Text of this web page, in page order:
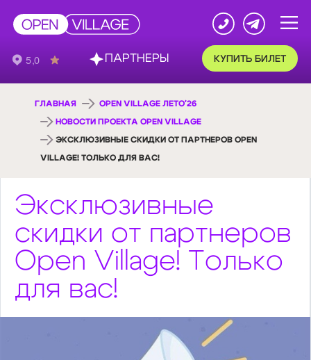
КУПИТЬ БИЛЕТ
ГЛАВНАЯ OPEN VILLAGE ЛЕТО'26
НОВОСТИ ПРОЕКТА OPEN VILLAGE
ЭКСКЛЮЗИВНЫЕ СКИДКИ ОТ ПАРТНЕРОВ OPEN
VILLAGE! ТОЛЬКО ДЛЯ ВАС!
Эксклюзивные
скидки от партнеров
Open Village! Только
для вас!